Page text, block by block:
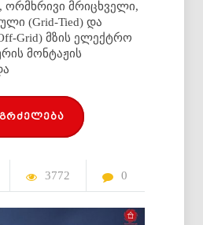
ორმხრივი მრიცხველი,
(Grid-Tied) და
Grid) მზის ელექტრო
მონტაჟის
3772 0